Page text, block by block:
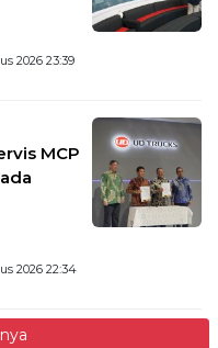
2026 23:39
MCP
2026 22:34